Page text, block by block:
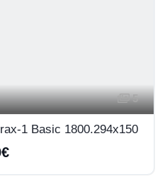
5
1 Basic 1800.294x150